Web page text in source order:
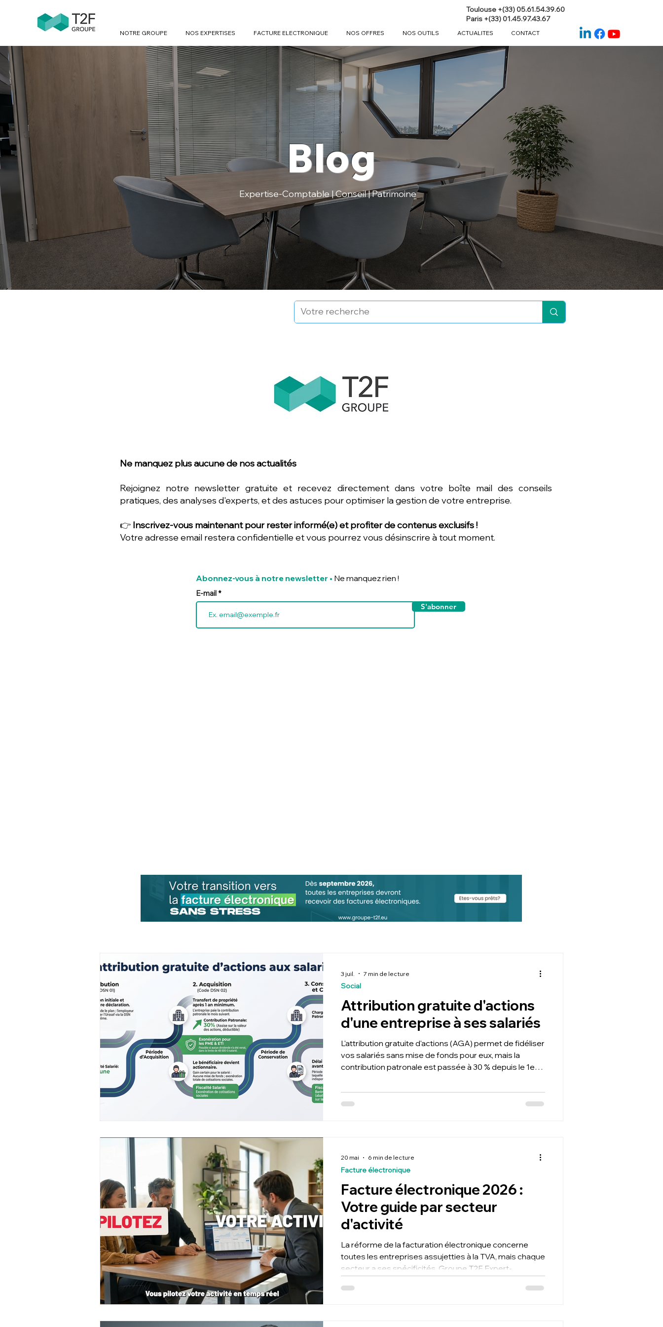
Toulouse +(33) 05.61.54.39.60
Paris +(33) 01.45.97.43.67
NOTRE GROUPE NOS EXPERTISES FACTURE ELECTRONIQUE NOS OFFRES NOS OUTILS ACTUALITES CONTACT
Blog
Expertise-Comptable | Conseil | Patrimoine
Ne manquez plus aucune de nos actualités
Rejoignez notre newsletter gratuite et recevez directement dans votre boîte mail des conseils
pratiques, des analyses d'experts, et des astuces pour optimiser la gestion de votre entreprise.
👉 Inscrivez-vous maintenant pour rester informé(e) et profiter de contenus exclusifs !
Votre adresse email restera confidentielle et vous pourrez vous désinscrire à tout moment.
Abonnez-vous à notre newsletter • Ne manquez rien !
E-mail
S'abonner
Attribution gratuite d'actions
d'une entreprise à ses salariés
L'attribution gratuite d'actions (AGA) permet de fidéliser
vos salariés sans mise de fonds pour eux, mais la
contribution patronale est passée à 30 % depuis le 1er
2025 précise le sort des actions non acquises en cas
de transfert de contrat de travail. Le cabinet T2F
Social
3 juil. 7 min de lecture
Facture électronique 2026 :
Votre guide par secteur
d'activité
La réforme de la facturation électronique concerne
toutes les entreprises assujetties à la TVA, mais chaque
secteur a ses spécificités. Groupe T2F Expert-
guides pratiques adaptés à chaque métier : artisans,
Facture électronique
20 mai 6 min de lecture